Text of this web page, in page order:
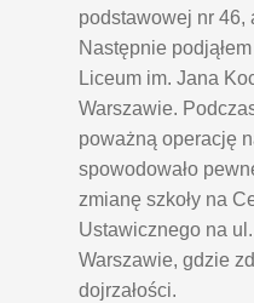
podstawowej nr 46,
Następnie
Liceum im. Jana
Warszawie.
poważną operację
spowodowało
zmianę szkoły na
Ustawicznego na
Warszawie, gdzie
dojrzałości.